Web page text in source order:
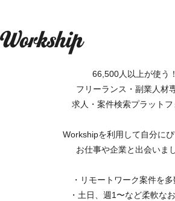
66,500人以上が使う！
フリーランス・副業人材
求人・案件検索プラットフ
Workshipを利用して自分に
お仕事や企業と出会いま
・リモートワーク案件を
・土日、週1〜など柔軟な